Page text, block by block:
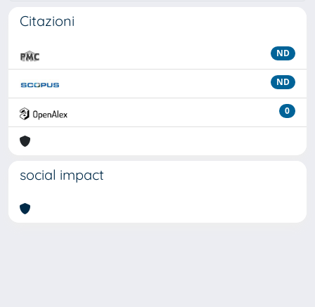
Citazioni
ND
ND
0
social impact